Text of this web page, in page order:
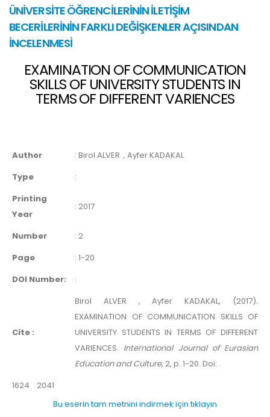
ÜNİVERSİTE ÖĞRENCİLERİNİN İLETİŞİM
BECERİLERİNİN FARKLI DEĞİŞKENLER AÇISINDAN
İNCELENMESİ
EXAMINATION OF COMMUNICATION
SKILLS OF UNIVERSITY STUDENTS IN
TERMS OF DIFFERENT VARIENCES
Author : Birol ALVER , Ayfer KADAKAL
Type
:
Printing
Year
: 2017
Number : 2
Page
: 1-20
DOI Number:
:
Cite :
Birol ALVER , Ayfer KADAKAL, (2017).
EXAMINATION OF COMMUNICATION SKILLS OF
UNIVERSITY STUDENTS IN TERMS OF DIFFERENT
VARIENCES. International Journal of Eurasian
Education and Culture, 2, p. 1-20. Doi: .
1624
2041
Bu eserin tam metnini indirmek için tıklayın